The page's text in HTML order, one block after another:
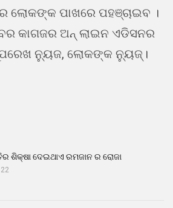
ପାଖରେ ପହଞ୍ଚାଇବ ।
କାଗଜର ଅନ୍ ଲାଇନ ଏଡିସନର
ନ୍ୟୁଜ, ଲୋକଙ୍କ ନ୍ୟୁଜ୍।
ଶିକ୍ଷା ଦେଇଥାଏ ରମଜାନ ର ରୋଜା